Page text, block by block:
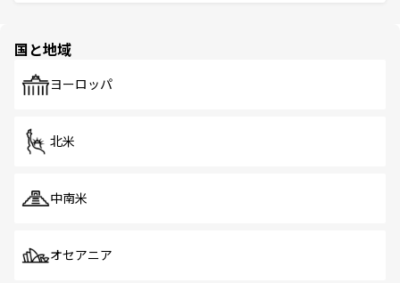
で、ホーカーズは地元の風情を楽しめる外せないスポット
国と地域
ヨーロッパ
北米
中南米
オセアニア